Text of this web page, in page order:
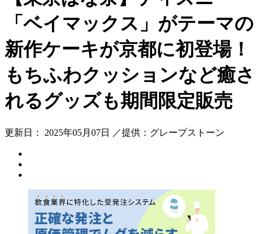
「ベイマックス」がテーマの
新作ケーキが京都に初登場！
もちふわクッションなど癒さ
れるグッズも期間限定販売
更新日： 2025年05月07日 ／提供：グレープストーン